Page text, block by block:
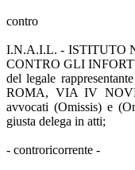
contro
I.N.A.I.L. - ISTITUTO
CONTRO GLI
del legale
ROMA, VIA IV
avvocati (Omissis) e
giusta delega in atti;
- controricorrente -